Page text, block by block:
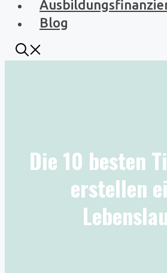
Blog
Die 10 besten
erstellen